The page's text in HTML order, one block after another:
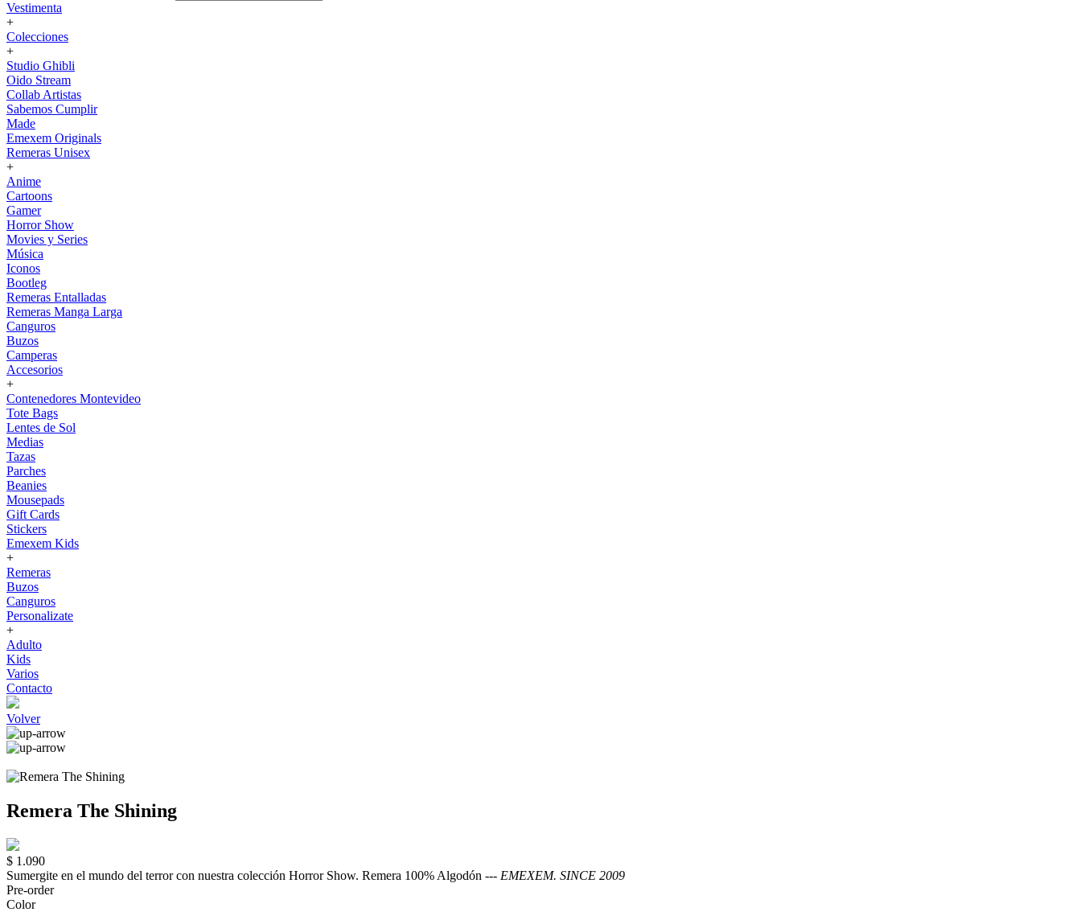
Vestimenta
+
Colecciones
+
Studio Ghibli
Oido Stream
Collab Artistas
Sabemos Cumplir
Made
Emexem Originals
Remeras Unisex
+
Anime
Cartoons
Gamer
Horror Show
Movies y Series
Música
Iconos
Bootleg
Remeras Entalladas
Remeras Manga Larga
Canguros
Buzos
Camperas
Accesorios
+
Contenedores Montevideo
Tote Bags
Lentes de Sol
Medias
Tazas
Parches
Beanies
Mousepads
Gift Cards
Stickers
Emexem Kids
+
Remeras
Buzos
Canguros
Personalizate
+
Adulto
Kids
Varios
Contacto
Volver
Remera The Shining
$ 1.090
Sumergite en el mundo del terror con nuestra colección Horror Show. Remera 100% Algodón --- EMEXEM. SINCE 2009
Pre-order
Color